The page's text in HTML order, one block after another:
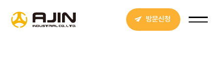
방문신청